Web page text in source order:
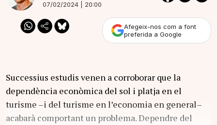
07/02/2024 | 20:00
Afegeix-nos com a font
preferida a Google
Successius estudis venen a corroborar que la
dependència econòmica del sol i platja en el
turisme –i del turisme en l’economia en general–
acabarà comportant un problema. Dependre del